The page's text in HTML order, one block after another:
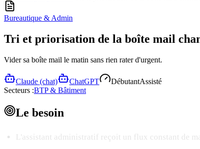
Bureautique & Admin
Tri et priorisation de la boîte mail
Vider sa boîte mail le matin sans rien rater d'urgent.
Claude (chat) ChatGPT DébutantAssisté
Secteurs :BTP & Bâtiment
Le besoin
L'assistant administratif reçoit un flux constant de